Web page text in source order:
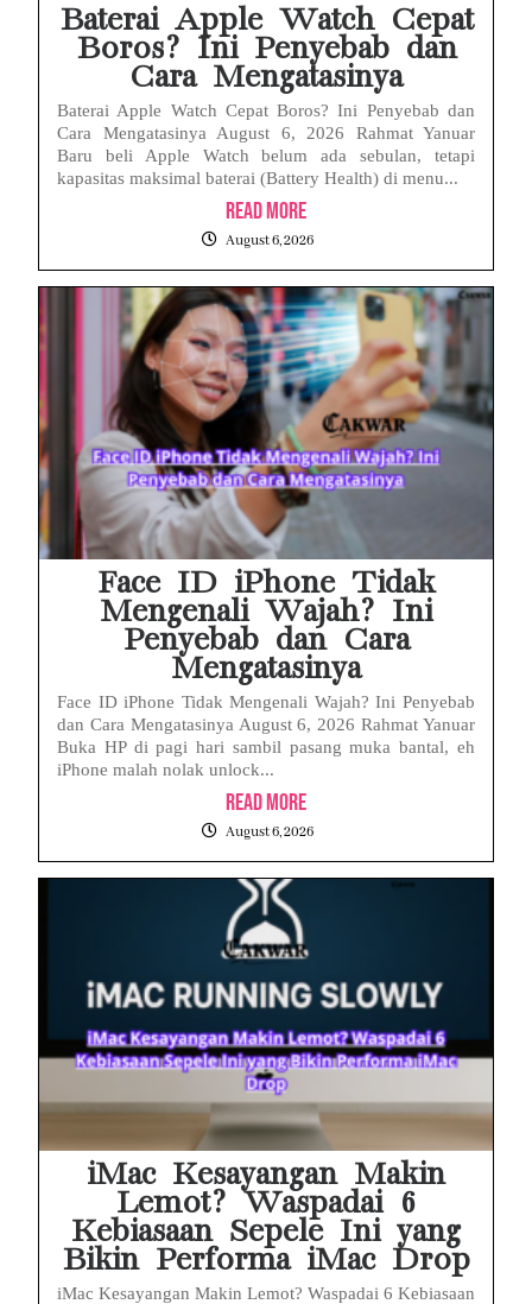
Baterai Apple Watch Cepat
Boros? Ini Penyebab dan
Cara Mengatasinya
Baterai Apple Watch Cepat Boros? Ini Penyebab dan
Cara Mengatasinya August 6, 2026 Rahmat Yanuar
Baru beli Apple Watch belum ada sebulan, tetapi
kapasitas maksimal baterai (Battery Health) di menu...
Read More
August 6, 2026
Face ID iPhone Tidak
Mengenali Wajah? Ini
Penyebab dan Cara
Mengatasinya
Face ID iPhone Tidak Mengenali Wajah? Ini Penyebab
dan Cara Mengatasinya August 6, 2026 Rahmat Yanuar
Buka HP di pagi hari sambil pasang muka bantal, eh
iPhone malah nolak unlock...
Read More
August 6, 2026
iMac Kesayangan Makin
Lemot? Waspadai 6
Kebiasaan Sepele Ini yang
Bikin Performa iMac Drop
iMac Kesayangan Makin Lemot? Waspadai 6 Kebiasaan